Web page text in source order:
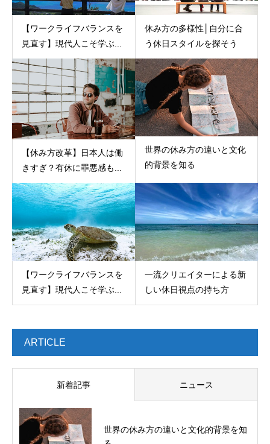
【ワークライフバランスを
見直す】現代人こそ学ぶ...
休み方の多様性│自分に合
う休日スタイルを探そう
【休み方改革】日本人は働
きすぎ？有休に罪悪感も...
世界の休み方の違いと文化
的背景を知る
【ワークライフバランスを
見直す】現代人こそ学ぶ...
一流クリエイターによる新
しい休日視点の持ち方
ARTICLE
新着記事 ニュース
世界の休み方の違いと文化的背景を知